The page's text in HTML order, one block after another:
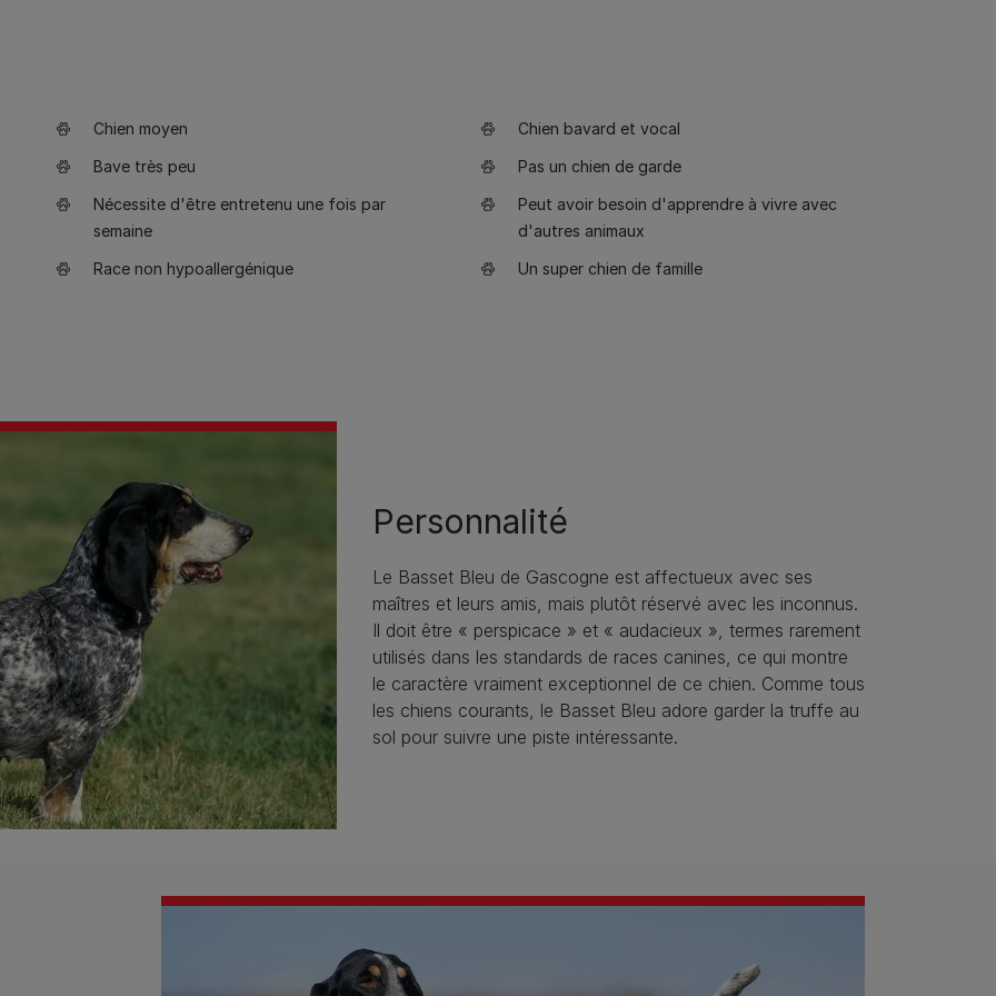
Chien moyen
Bave très peu
Nécessite d'être entretenu une fois par
semaine
Race non hypoallergénique
Chien bavard et vocal
Pas un chien de garde
Peut avoir besoin d'apprendre à vivre avec
d'autres animaux
Un super chien de famille
Personnalité
Le Basset Bleu de Gascogne est affectueux avec ses
maîtres et leurs amis, mais plutôt réservé avec les inconnus.
Il doit être « perspicace » et « audacieux », termes rarement
utilisés dans les standards de races canines, ce qui montre
le caractère vraiment exceptionnel de ce chien. Comme tous
les chiens courants, le Basset Bleu adore garder la truffe au
sol pour suivre une piste intéressante.